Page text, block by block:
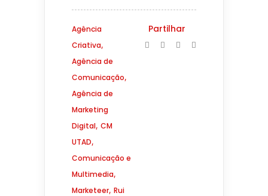
Agência
Criativa,
Agência de
Comunicação,
Agência de
Marketing
Digital, CM
UTAD,
Comunicação e
Multimedia,
Marketeer, Rui
Partilhar